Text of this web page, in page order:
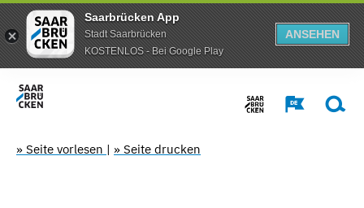
Saarbrücken App
Stadt Saarbrücken
KOSTENLOS - Bei Google Play
ANSEHEN
» Seite vorlesen | » Seite drucken